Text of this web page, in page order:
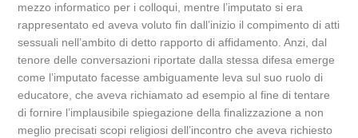
mezzo informatico per i colloqui, mentre l’imputato si era
rappresentato ed aveva voluto fin dall’inizio il compimento di atti
sessuali nell’ambito di detto rapporto di affidamento. Anzi, dal
tenore delle conversazioni riportate dalla stessa difesa emerge
come l’imputato facesse ambiguamente leva sul suo ruolo di
educatore, che aveva richiamato ad esempio al fine di tentare
di fornire l’implausibile spiegazione della finalizzazione a non
meglio precisati scopi religiosi dell’incontro che aveva richiesto